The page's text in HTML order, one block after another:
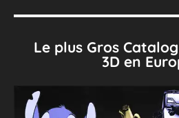
Le plus Gros
3D en